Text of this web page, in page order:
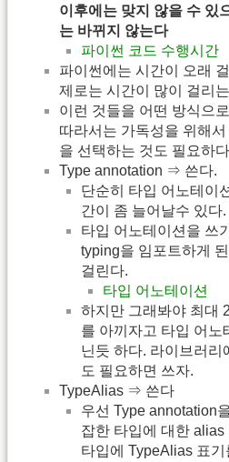
이후에는 맞지 않을 수 있
는 바뀌지 않는다
파이썬 코드 수행시간
파이썬에는 시간이 오래
제로는 시간이 많이 걸리
이런 것들을 어떤 방식으
따라서는 가독성을 위해
을 선택하는 것도 필요하다
Type annotation ⇒ 쓴다.
단순히 타입 어노테이
간이 좀 늘어날수 있다.
타입 어노테이션을 쓰
typing을 임포트하게
걸린다.
타입 어노테이션
하지만 그래봐야 최대
를 아끼자고 타입 어노
닌듯 하다. 라이브러리
도 필요하면 쓰자.
TypeAlias ⇒ 쓴다
우선 Type annotation
잡한 타입에 대한 alias
타입에 TypeAlias 표